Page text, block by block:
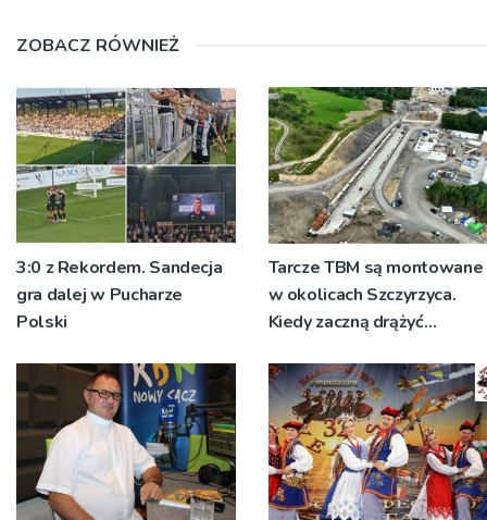
ZOBACZ RÓWNIEŻ
3:0 z Rekordem. Sandecja
gra dalej w Pucharze
Polski
Tarcze TBM są montowane
w okolicach Szczyrzyca.
Kiedy zaczną drążyć